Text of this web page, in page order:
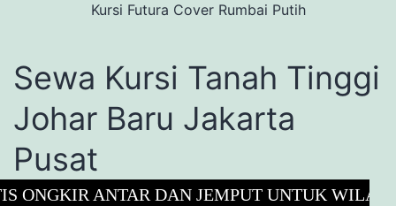
Kursi Futura Cover Rumbai Putih
Sewa Kursi Tanah Tinggi
Johar Baru Jakarta
Pusat
ANTAR DAN JEMPUT UNTUK WILAYAH